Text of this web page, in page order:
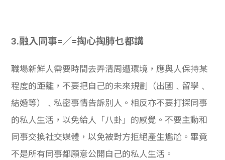
3.融入同事=／=掏心掏肺乜都講
職場新鮮人需要時間去弄清周遭環境，應與人保持某
程度的距離，不要把自己的未來規劃（出國﹑留學﹑
結婚等）﹑私密事情告訴別人。相反亦不要打探同事
的私人生活，以免給人「八卦」的感覺。不要主動和
同事交換社交媒體，以免被對方拒絕產生尷尬。畢竟
不是所有同事都願意公開自己的私人生活。